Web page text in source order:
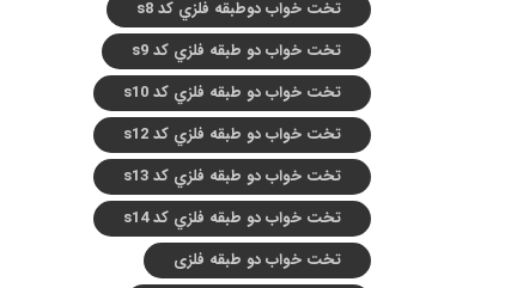
تخت خواب دوطبقه فلزي کد s8
تخت خواب دو طبقه فلزي کد s9
تخت خواب دو طبقه فلزي کد s10
تخت خواب دو طبقه فلزي کد s12
تخت خواب دو طبقه فلزي کد s13
تخت خواب دو طبقه فلزي کد s14
تخت خواب دو طبقه فلزی